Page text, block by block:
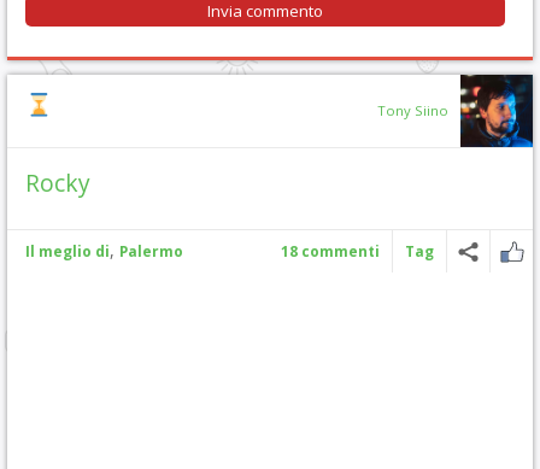
Tony Siino
Rocky
Il meglio di, Palermo 18 commenti Tag